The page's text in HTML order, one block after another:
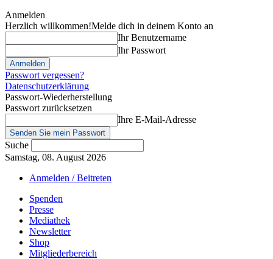
Anmelden
Herzlich willkommen!Melde dich in deinem Konto an
Ihr Benutzername
Ihr Passwort
Passwort vergessen?
Datenschutzerklärung
Passwort-Wiederherstellung
Passwort zurücksetzen
Ihre E-Mail-Adresse
Suche
Samstag, 08. August 2026
Anmelden / Beitreten
Spenden
Presse
Mediathek
Newsletter
Shop
Mitgliederbereich